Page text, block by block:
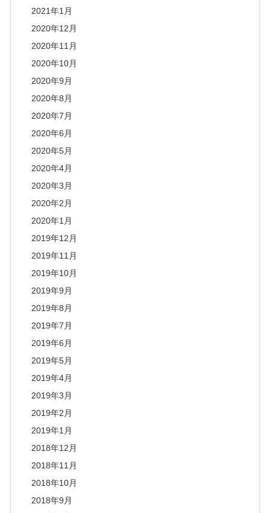
2021年1月
2020年12月
2020年11月
2020年10月
2020年9月
2020年8月
2020年7月
2020年6月
2020年5月
2020年4月
2020年3月
2020年2月
2020年1月
2019年12月
2019年11月
2019年10月
2019年9月
2019年8月
2019年7月
2019年6月
2019年5月
2019年4月
2019年3月
2019年2月
2019年1月
2018年12月
2018年11月
2018年10月
2018年9月